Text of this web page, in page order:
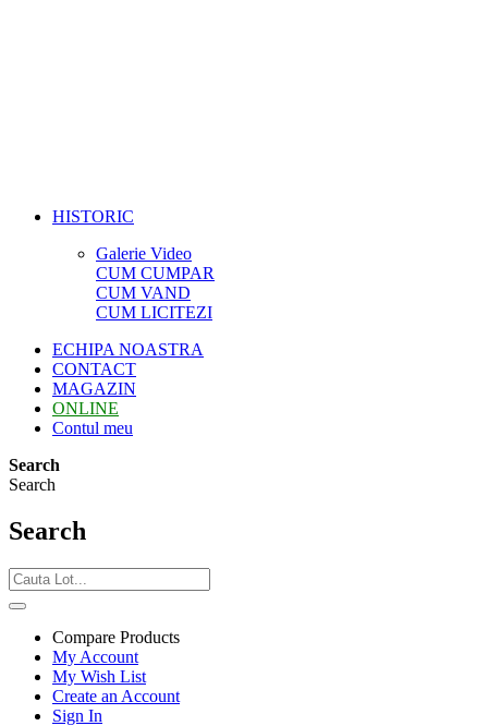
HISTORIC
Galerie Video
CUM CUMPAR
CUM VAND
CUM LICITEZI
ECHIPA NOASTRA
CONTACT
MAGAZIN
ONLINE
Contul meu
Search
Search
Search
Compare Products
My Account
My Wish List
Create an Account
Sign In